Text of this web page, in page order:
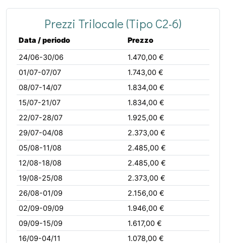
Prezzi Trilocale (Tipo C2-6)
Data / periodo
Prezzo
24/06-30/06
1.470,00 €
01/07-07/07
1.743,00 €
08/07-14/07
1.834,00 €
15/07-21/07
1.834,00 €
22/07-28/07
1.925,00 €
29/07-04/08
2.373,00 €
05/08-11/08
2.485,00 €
12/08-18/08
2.485,00 €
19/08-25/08
2.373,00 €
26/08-01/09
2.156,00 €
02/09-09/09
1.946,00 €
09/09-15/09
1.617,00 €
16/09-04/11
1.078,00 €